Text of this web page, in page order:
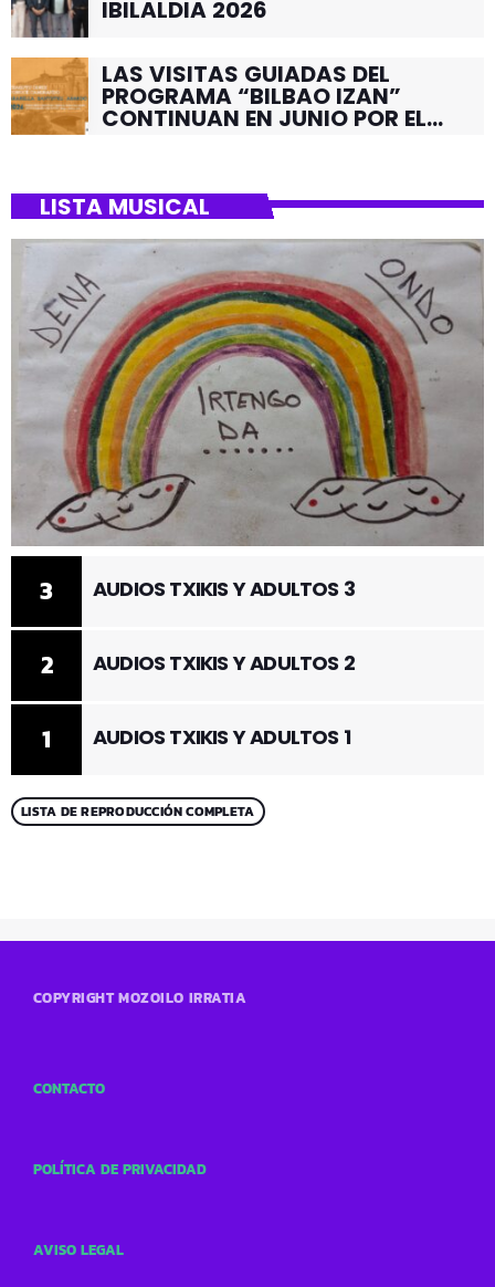
IBILALDIA 2026
LAS VISITAS GUIADAS DEL
PROGRAMA “BILBAO IZAN”
CONTINUAN EN JUNIO POR EL
LISTA MUSICAL
1 AUDIOS TXIKIS Y ADULTOS 1
2 AUDIOS TXIKIS Y ADULTOS 2
3 AUDIOS TXIKIS Y ADULTOS 3
LISTA DE REPRODUCCIÓN COMPLETA
COPYRIGHT MOZOILO IRRATIA
CONTACTO
POLÍTICA DE PRIVACIDAD
AVISO LEGAL